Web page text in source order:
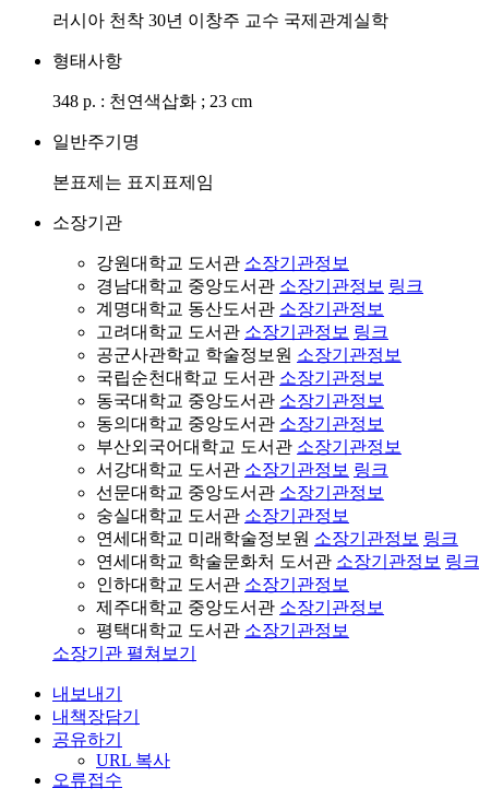
러시아 천착 30년 이창주 교수 국제관계실학
형태사항
348 p. : 천연색삽화 ; 23 cm
일반주기명
본표제는 표지표제임
소장기관
강원대학교 도서관 소장기관정보
경남대학교 중앙도서관 소장기관정보 링크
계명대학교 동산도서관 소장기관정보
고려대학교 도서관 소장기관정보 링크
공군사관학교 학술정보원 소장기관정보
국립순천대학교 도서관 소장기관정보
동국대학교 중앙도서관 소장기관정보
동의대학교 중앙도서관 소장기관정보
부산외국어대학교 도서관 소장기관정보
서강대학교 도서관 소장기관정보 링크
선문대학교 중앙도서관 소장기관정보
숭실대학교 도서관 소장기관정보
연세대학교 미래학술정보원 소장기관정보 링크
연세대학교 학술문화처 도서관 소장기관정보 링크
인하대학교 도서관 소장기관정보
제주대학교 중앙도서관 소장기관정보
평택대학교 도서관 소장기관정보
소장기관 펼쳐보기
내보내기
내책장담기
공유하기
URL 복사
오류접수